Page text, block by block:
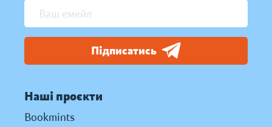
Підписатись
Наші проєкти
Bookmints